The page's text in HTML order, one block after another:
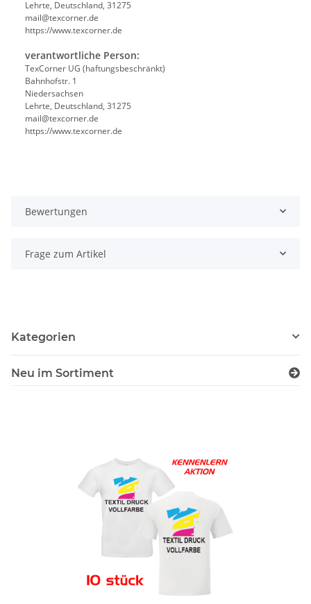
Lehrte, Deutschland, 31275
mail@texcorner.de
https://www.texcorner.de
verantwortliche Person:
TexCorner UG (haftungsbeschränkt)
Bahnhofstr. 1
Niedersachsen
Lehrte, Deutschland, 31275
mail@texcorner.de
https://www.texcorner.de
Bewertungen
Frage zum Artikel
Kategorien
Neu im Sortiment